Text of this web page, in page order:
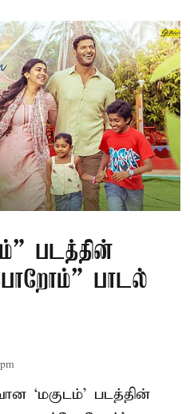
படத்தின்
பாடல்
‘மகுடம்’ படத்தின்